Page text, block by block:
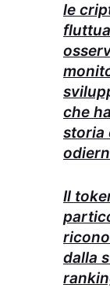
le
che
storia
Il
dalla